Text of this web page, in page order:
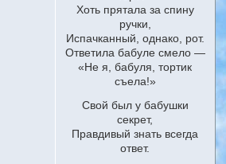
Хоть прятала за спину
ручки,
Испачканный, однако, рот.
Ответила бабуле смело —
«Не я, бабуля, тортик
съела!»
Свой был у бабушки
секрет,
Правдивый знать всегда
ответ.